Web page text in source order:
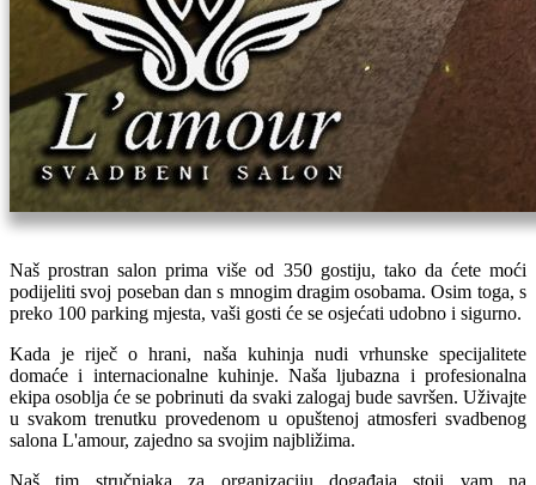
Naš prostran salon prima više od 350 gostiju, tako da ćete moći
podijeliti svoj poseban dan s mnogim dragim osobama. Osim toga, s
preko 100 parking mjesta, vaši gosti će se osjećati udobno i sigurno.
Kada je riječ o hrani, naša kuhinja nudi vrhunske specijalitete
domaće i internacionalne kuhinje. Naša ljubazna i profesionalna
ekipa osoblja će se pobrinuti da svaki zalogaj bude savršen. Uživajte
u svakom trenutku provedenom u opuštenoj atmosferi svadbenog
salona L'amour, zajedno sa svojim najbližima.
Naš tim stručnjaka za organizaciju događaja stoji vam na